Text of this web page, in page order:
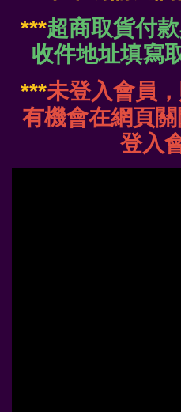
***超商取貨付
收件地址填寫
***未登入會員
有機會在網頁
登入